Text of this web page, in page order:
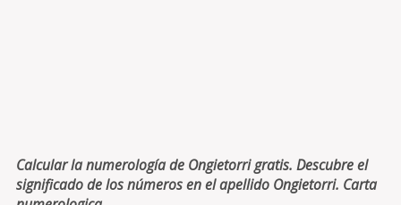
Calcular la numerología de Ongietorri gratis. Descubre el
significado de los números en el apellido Ongietorri. Carta